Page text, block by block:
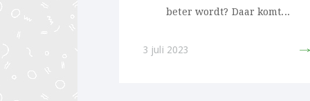
beter wordt? Daar komt...
3 juli 2023